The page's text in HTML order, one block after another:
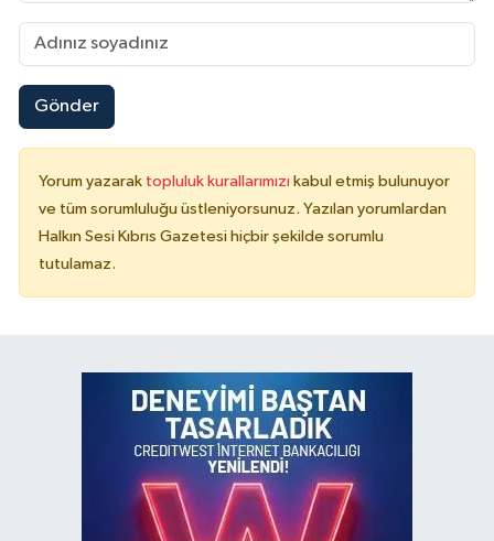
Gönder
Yorum yazarak topluluk kurallarımızı kabul etmiş bulunuyor
ve tüm sorumluluğu üstleniyorsunuz. Yazılan yorumlardan
Halkın Sesi Kıbrıs Gazetesi hiçbir şekilde sorumlu
tutulamaz.